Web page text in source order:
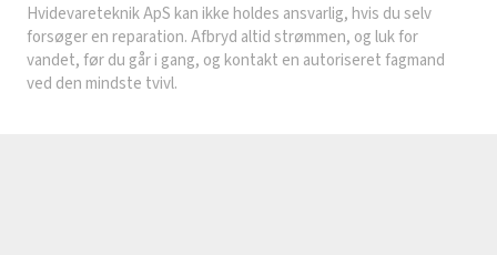
Hvidevareteknik ApS kan ikke holdes ansvarlig, hvis du selv
forsøger en reparation. Afbryd altid strømmen, og luk for
vandet, før du går i gang, og kontakt en autoriseret fagmand
ved den mindste tvivl.